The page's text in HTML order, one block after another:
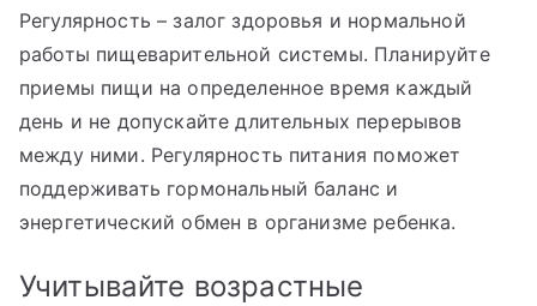
Регулярность – залог здоровья и нормальной
работы пищеварительной системы. Планируйте
приемы пищи на определенное время каждый
день и не допускайте длительных перерывов
между ними. Регулярность питания поможет
поддерживать гормональный баланс и
энергетический обмен в организме ребенка.
Учитывайте возрастные